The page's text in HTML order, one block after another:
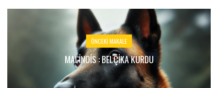
ÖNCEKI MAKALE
MALİNOİS : BELÇIKA KURDU